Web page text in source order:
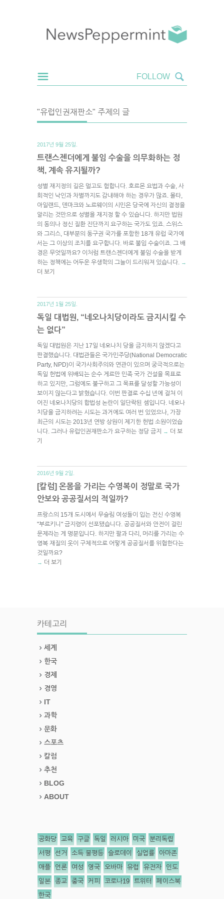
"유럽인권재판소" 주제의 글
2017년 9월 25일.
트랜스젠더에게 불임 수술을 의무화하는 정
책, 계속 유지될까?
성별 재지정의 길은 멀고도 험합니다. 호르몬 요법과 수술, 사
회적인 낙인과 차별까지도 감내해야 하는 경우가 많죠. 몰타,
아일랜드, 덴마크와 노르웨이의 시민은 당국에 자신의 결정을
알리는 것만으로 성별을 재지정 할 수 있습니다. 하지만 법원
의 동의나 정신 질환 진단까지 요구하는 국가도 있죠. 스위스
와 그리스, 대부분의 동구권 국가를 포함한 18개 유럽 국가에
서는 그 이상의 조치를 요구합니다. 바로 불임 수술이죠. 그 배
경은 무엇일까요? 이처럼 트랜스젠더에게 불임 수술을 받게
하는 정책에는 어두운 우생학의 그늘이 드리워져 있습니다.
→
더 보기
2017년 1월 25일.
독일 대법원, “네오나치당이라도 금지시킬 수
는 없다”
독일 대법원은 지난 17일 네오나치 당을 금지하지 않겠다고
판결했습니다. 대법관들은 국가민주당(National Democratic
Party, NPD)이 국가사회주의와 연관이 있으며 궁극적으로는
독일 헌법에 위배되는 순수 게르만 민족 국가 건설을 목표로
하고 있지만, 그럼에도 불구하고 그 목표를 달성할 가능성이
보이지 않는다고 밝혔습니다. 이번 판결로 수십 년에 걸쳐 이
어진 네오나치당의 합법성 논란이 일단락된 셈입니다. 네오나
치당을 금지하려는 시도는 과거에도 여러 번 있었으나, 가장
최근의 시도는 2013년 연방 상원이 제기한 헌법 소원이었습
니다. 그러나 유럽인권재판소가 요구하는 정당 금지
→ 더 보
기
2016년 9월 2일.
[칼럼] 온몸을 가리는 수영복이 정말로 국가
안보와 공공질서의 적일까?
프랑스의 15개 도시에서 무슬림 여성들이 입는 전신 수영복
"부르키니" 금지령이 선포됐습니다. 공공질서와 안전이 걸린
문제라는 게 명분입니다. 하지만 팔과 다리, 머리를 가리는 수
영복 재질의 옷이 구체적으로 어떻게 공공질서를 위협한다는
것일까요?
→ 더 보기
카테고리
세계
한국
경제
경영
IT
과학
문화
스포츠
칼럼
추천
BLOG
ABOUT
공화당 교육 구글 독일 러시아 미국 분리독립
서평 선거 소득 불평등 슬로데이 실업률 아마존
애플 언론 여성 영국 오바마 유럽 유전자 인도
일본 종교 중국 커피 코로나19 트위터 페이스북
한국